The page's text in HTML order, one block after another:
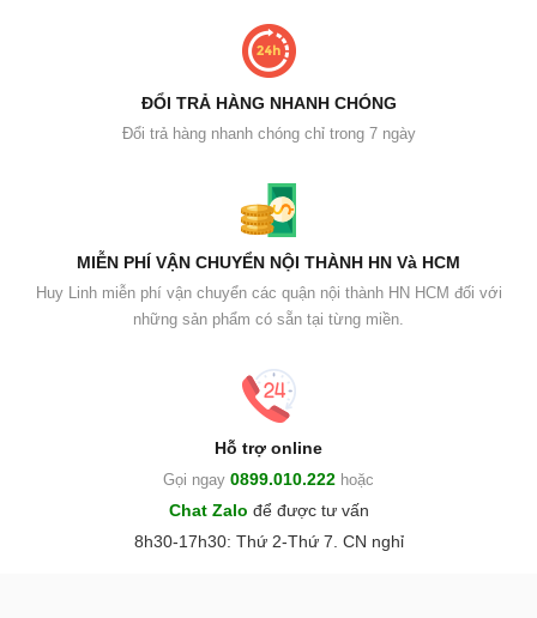
ĐỔI TRẢ HÀNG NHANH CHÓNG
Đổi trả hàng nhanh chóng chỉ trong 7 ngày
MIỄN PHÍ VẬN CHUYỂN NỘI THÀNH HN Và HCM
Huy Linh miễn phí vận chuyển các quận nội thành HN HCM đối với
những sản phẩm có sẵn tại từng miền.
Hỗ trợ online
Gọi ngay 0899.010.222 hoặc
Chat Zalo để được tư vấn
8h30-17h30: Thứ 2-Thứ 7. CN nghỉ